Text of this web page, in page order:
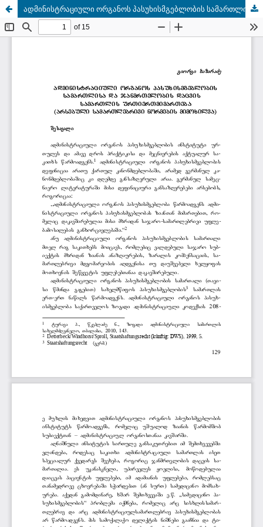
ადმინისტრაციული ორგანოს პასუხისმგებლობის სამართლისა და ჯანმრთელობის დაცვის სამართლის ურთიერთმიმართება (არსებული სამართლებრივი ნორმების მიმოხილვა)